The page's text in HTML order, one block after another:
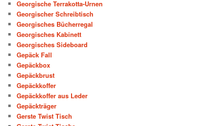
Georgische Terrakotta-Urnen
Georgischer Schreibtisch
Georgisches Bücherregal
Georgisches Kabinett
Georgisches Sideboard
Gepäck Fall
Gepäckbox
Gepäckbrust
Gepäckkoffer
Gepäckkoffer aus Leder
Gepäckträger
Gerste Twist Tisch